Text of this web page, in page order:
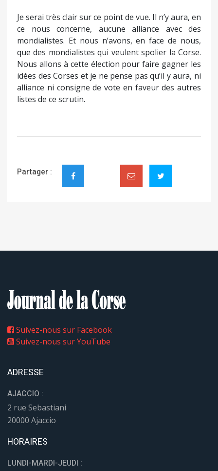
Je serai très clair sur ce point de vue. Il n’y aura, en
ce nous concerne, aucune alliance avec des
mondialistes. Et nous n’avons, en face de nous,
que des mondialistes qui veulent spolier la Corse.
Nous allons à cette élection pour faire gagner les
idées des Corses et je ne pense pas qu’il y aura, ni
alliance ni consigne de vote en faveur des autres
listes de ce scrutin.
Partager :
Suivez-nous sur Facebook
Suivez-nous sur YouTube
ADRESSE
AJACCIO :
2 rue Sebastiani
20000 Ajaccio
HORAIRES
LUNDI-MARDI-JEUDI :